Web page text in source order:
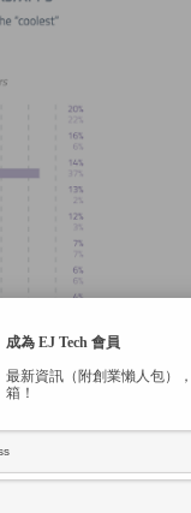
成為 EJ Tech 會員
最新資訊（附創業懶人包）
箱！